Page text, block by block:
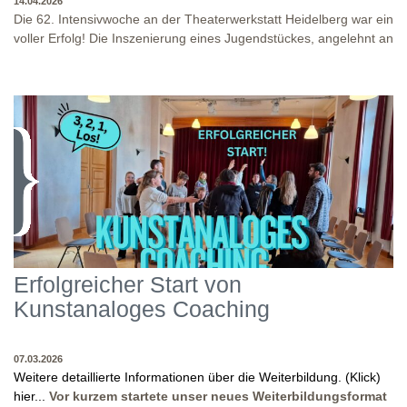
Die 62. Intensivwoche an der Theaterwerkstatt Heidelberg war ein
voller Erfolg! Die Inszenierung eines Jugendstückes, angelehnt an
Auseinandersetzung mit den Inhalten und Themen dieser Stücke
statt, sowie eine enge Zusammenarbeit in den
Inszenierungsprozessen. Beide Inszenierungen wurden am Ende
auf unserer Bühne präsentiert! Wir danken allen Studierenden
und Dozenten für die gelungene Woche und für die tollen
Abschlusspräsentationen!
WO?
THEATERWERKSTATT HEIDELBERG: KLINGENTEICHSTR. 8, NÄHE
BUSHALTESTELLE PETERSKIRCHE (ALTSTADT)
WANN?
14.04.2026
Erfolgreicher Start von
Kunstanaloges Coaching
07.03.2026
Weitere detaillierte Informationen über die Weiterbildung. (Klick)
hier... Vor kurzem startete unser neues Weiterbildungsformat